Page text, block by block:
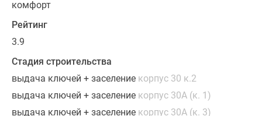
составляет
23-
80
квадратных
метров.
По
комфорт
Рейтинг
3.9
Стадия строительства
выдача ключей + заселение корпус 30 к.2
выдача ключей + заселение корпус 30А (к. 1)
выдача ключей + заселение корпус 30А (к. 3)